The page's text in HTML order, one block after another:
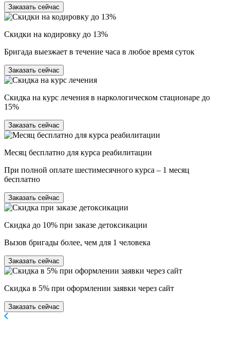
Заказать сейчас
Скидки на кодировку до 13%
Бригада выезжает в течение часа в любое время суток
Заказать сейчас
Скидка на курс лечения в наркологическом стационаре до
15%
Заказать сейчас
Месяц бесплатно для курса реабилитации
При полной оплате шестимесячного курса – 1 месяц
бесплатно
Заказать сейчас
Скидка до 10% при заказе детоксикации
Вызов бригады более, чем для 1 человека
Заказать сейчас
Скидка в 5% при оформлении заявки через сайт
Заказать сейчас